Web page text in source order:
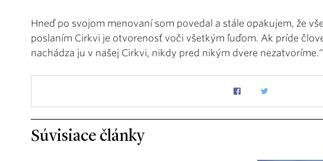
Hneď po svojom menovaní som povedal a stále opakujem, že
poslaním Cirkvi je otvorenosť voči všetkým ľuďom. Ak príde
nachádza ju v našej Cirkvi, nikdy pred nikým dvere nezatvoríme.“
Súvisiace články